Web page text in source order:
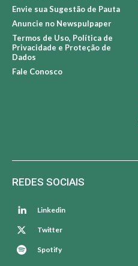
Envie sua Sugestão de Pauta
Anuncie no Newspulpaper
Termos de Uso, Política de
Privacidade e Proteção de
Dados
Fale Conosco
REDES SOCIAIS
Linkedin
Twitter
Spotify